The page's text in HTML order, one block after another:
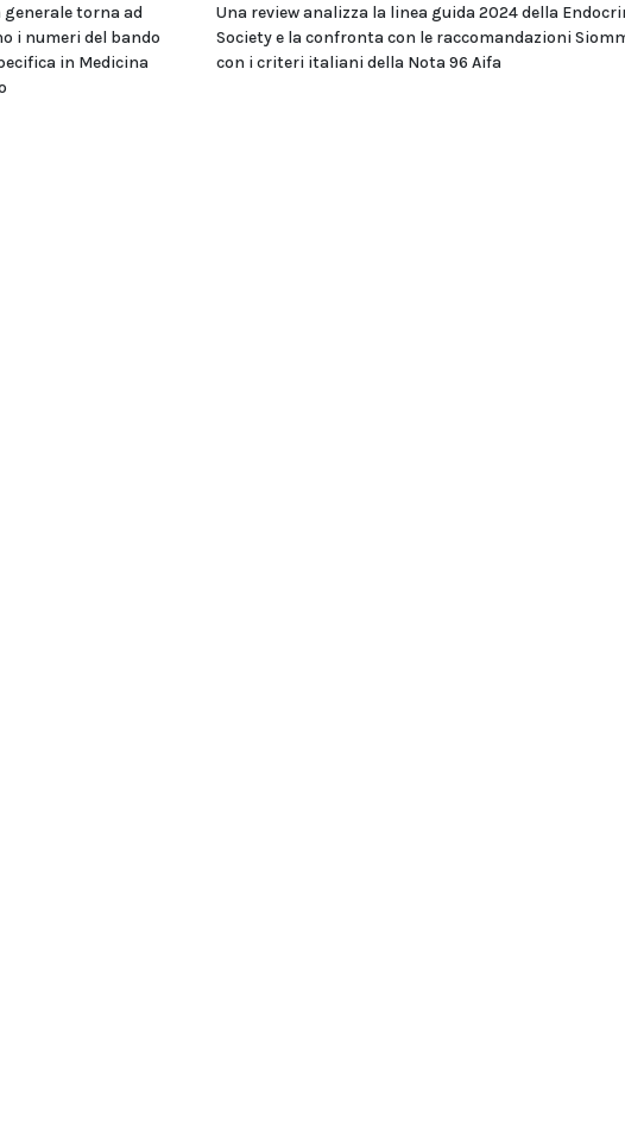
torna ad
i numeri del bando
in Medicina
Una review analizza la linea guida 2024 della
Society e la confronta con le raccomandazioni
con i criteri italiani della Nota 96 Aifa